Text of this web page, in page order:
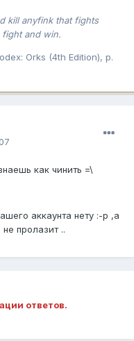
kill anyfink that fights
fight and win.
Orks (4th Edition), p.
как чинить =\
аккаунта нету :-р ,а
не пролазит ..
ответов.